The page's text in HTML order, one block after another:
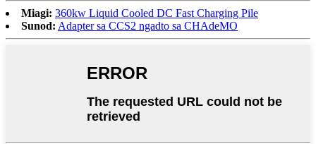
Miagi: 360kw Liquid Cooled DC Fast Charging Pile
Sunod: Adapter sa CCS2 ngadto sa CHAdeMO